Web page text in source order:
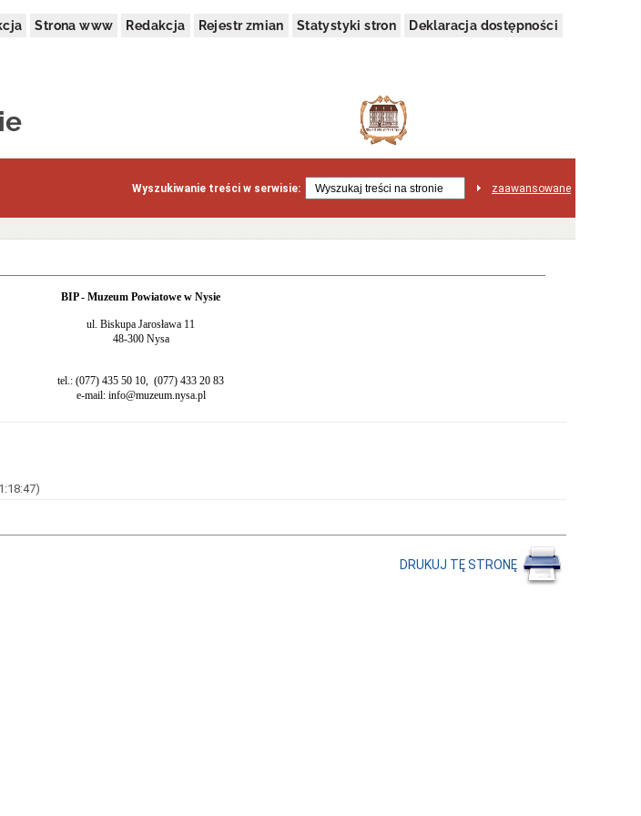
Strona www Redakcja Rejestr zmian Statystyki stron Deklaracja dostępności
Wyszukiwanie treści w serwisie: zaawansowane
BIP - Muzeum Powiatowe w Nysie
ul. Biskupa Jarosława 11
48-300 Nysa
tel.: (077) 435 50 10, (077) 433 20 83
e-mail: info@muzeum.nysa.pl
DRUKUJ TĘ STRONĘ